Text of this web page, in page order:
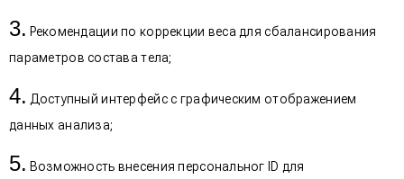
Рекомендации по коррекции веса для сбалансирования
параметров состава тела;
Доступный интерфейс с графическим отображением
данных анализа;
Возможность внесения персональног ID для